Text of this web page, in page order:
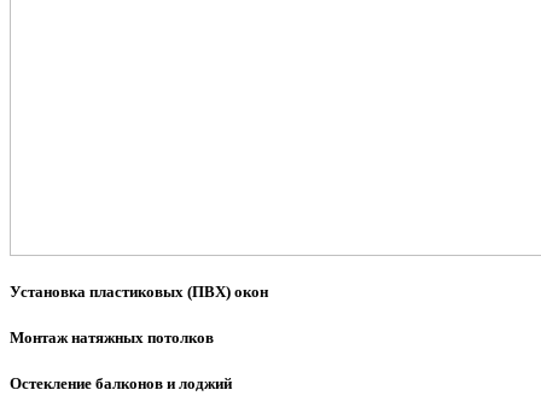
Установка пластиковых (ПВХ) окон
Монтаж натяжных потолков
Остекление балконов и лоджий